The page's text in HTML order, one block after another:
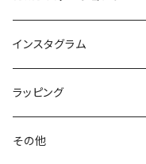
ナップサック
レッスンバッグ
レザートート（縦型）
マザーズバッグ
巾着バッグ
アジャスター巾着バッグ
バッグイン巾着
オケージョンバッグ
アジャスターオケージョンバッグ
マルシェバッグ
ショルダーベルト
アジャスター付きショルダー
シャーリングストラップ
レザーケース
コースター
ティッシュケース
ペンケース
ブックカバー
PC・タブレットケース
インスタグラム
先行販売
先行受付 | ガチャ券
ラッピング
その他